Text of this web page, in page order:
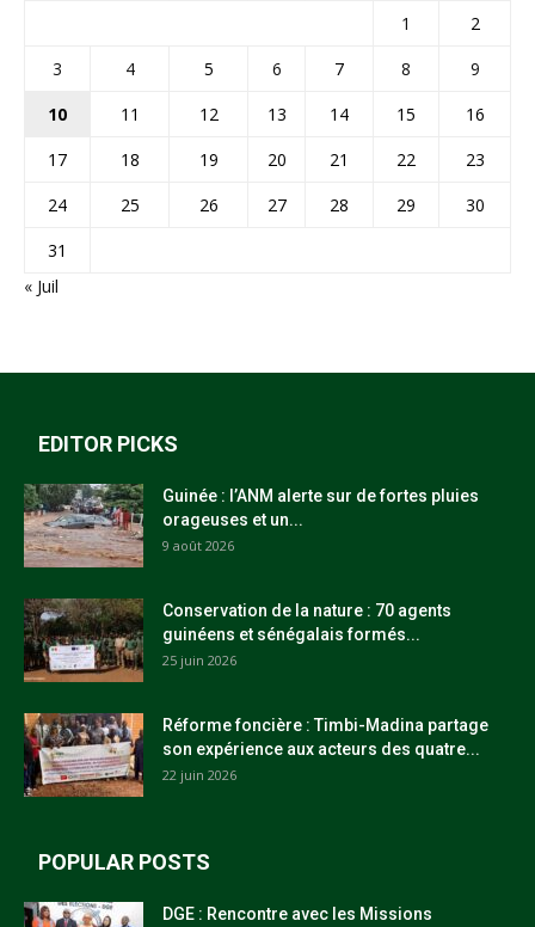
1
2
3
4 5 6 7 8
9
10
11 12 13 14 15
16
17
18 19 20 21 22
23
24
25 26 27 28 29
30
31
« Juil
EDITOR PICKS
Guinée : l’ANM alerte sur de fortes pluies
orageuses et un...
9 août 2026
Conservation de la nature : 70 agents
guinéens et sénégalais formés...
25 juin 2026
Réforme foncière : Timbi-Madina partage
son expérience aux acteurs des quatre...
22 juin 2026
POPULAR POSTS
DGE : Rencontre avec les Missions